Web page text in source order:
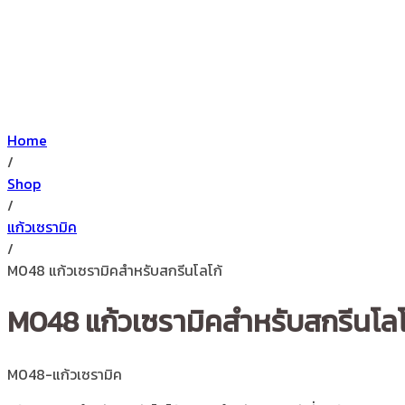
Home
/
Shop
/
แก้วเซรามิค
/
M048 แก้วเซรามิคสำหรับสกรีนโลโก้
M048 แก้วเซรามิคสำหรับสกรีนโล
M048-แก้วเซรามิค